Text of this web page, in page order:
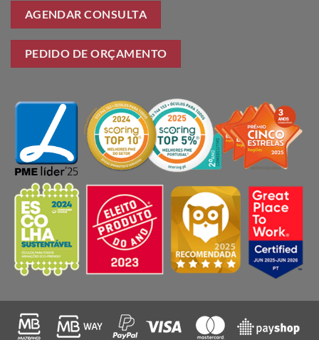
AGENDAR CONSULTA
PEDIDO DE ORÇAMENTO